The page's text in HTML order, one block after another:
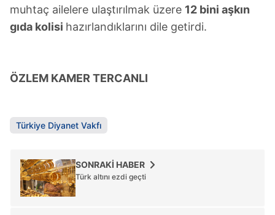
reklam/pazarlama faaliyetlerinin yapılması, amaçlarıyla
sınırlı olarak açık rızanız dahilinde kullanılacaktır.
için Ayarlar butonuna tıklayabilir,
6698 sayılı Kişisel Verilerin Korunması Kanunu uyarınca
almak için lütfentıklayınız.
muhtaç ailelere ulaştırılmak üzere 12 bini aşkın
gıda kolisi hazırlandıklarını dile getirdi.
ÖZLEM KAMER TERCANLI
Türkiye Diyanet Vakfı
SONRAKİ HABER
Türk altını ezdi geçti